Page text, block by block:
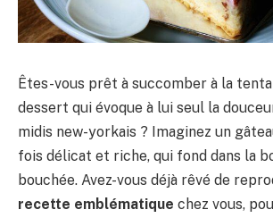
Êtes-vous prêt à succomber à la
dessert qui évoque à lui seul la
midis new-yorkais ? Imaginez un
fois délicat et riche, qui fond dans la
bouchée. Avez-vous déjà rêvé de
recette emblématique chez vous,